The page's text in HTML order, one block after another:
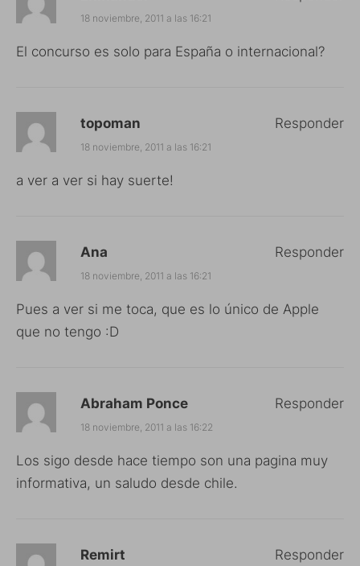
18 noviembre, 2011 a las 16:21
El concurso es solo para España o internacional?
topoman
18 noviembre, 2011 a las 16:21
a ver a ver si hay suerte!
Responder
Ana
18 noviembre, 2011 a las 16:21
Pues a ver si me toca, que es lo único de Apple
que no tengo :D
Responder
Abraham Ponce
18 noviembre, 2011 a las 16:22
Los sigo desde hace tiempo son una pagina muy
informativa, un saludo desde chile.
Responder
Remirt Responder